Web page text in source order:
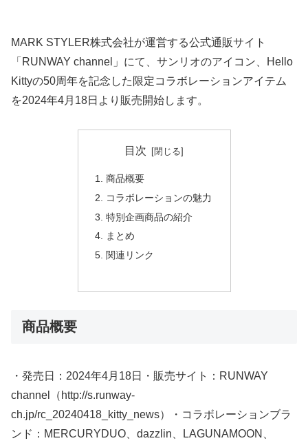
MARK STYLER株式会社が運営する公式通販サイト
「RUNWAY channel」にて、サンリオのアイコン、Hello
Kittyの50周年を記念した限定コラボレーションアイテム
を2024年4月18日より販売開始します。
目次
商品概要
コラボレーションの魅力
特別企画商品の紹介
まとめ
関連リンク
商品概要
・発売日：2024年4月18日・販売サイト：RUNWAY
channel（http://s.runway-
ch.jp/rc_20240418_kitty_news）・コラボレーションブラ
ンド：MERCURYDUO、dazzlin、LAGUNAMOON、